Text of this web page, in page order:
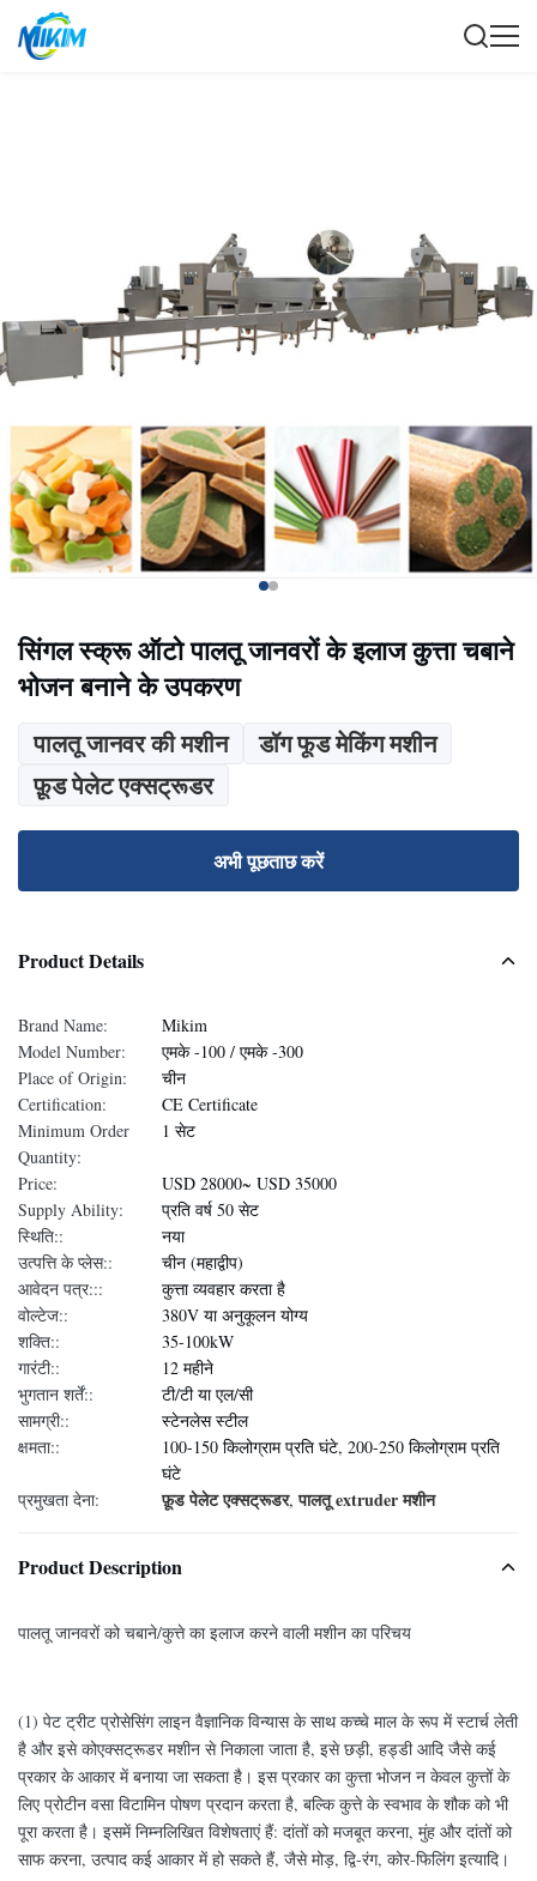
सिंगल स्क्रू ऑटो पालतू जानवरों के इलाज कुत्ता चबाने
भोजन बनाने के उपकरण
पालतू जानवर की मशीन
डॉग फूड मेकिंग मशीन
फ़ूड पेलेट एक्सट्रूडर
अभी पूछताछ करें
Product Details
Brand Name:
Mikim
Model Number:
एमके -100 / एमके -300
Place of Origin:
चीन
Certification:
CE Certificate
Minimum Order
Quantity:
1 सेट
Price:
USD 28000~ USD 35000
Supply Ability:
प्रति वर्ष 50 सेट
स्थिति::
नया
उत्पत्ति के प्लेस::
चीन (महाद्वीप)
आवेदन पत्र:::
कुत्ता व्यवहार करता है
वोल्टेज::
380V या अनुकूलन योग्य
शक्ति::
35-100kW
गारंटी::
12 महीने
भुगतान शर्तें::
टी/टी या एल/सी
सामग्री::
स्टेनलेस स्टील
क्षमता::
100-150 किलोग्राम प्रति घंटे, 200-250 किलोग्राम प्रति
घंटे
प्रमुखता देना:
फ़ूड पेलेट एक्सट्रूडर,पालतू extruder मशीन
Product Description
पालतू जानवरों को चबाने/कुत्ते का इलाज करने वाली मशीन का परिचय
(1) पेट ट्रीट प्रोसेसिंग लाइन वैज्ञानिक विन्यास के साथ कच्चे माल के रूप में स्टार्च लेती
है और इसे कोएक्सट्रूडर मशीन से निकाला जाता है, इसे छड़ी, हड्डी आदि जैसे कई
प्रकार के आकार में बनाया जा सकता है। इस प्रकार का कुत्ता भोजन न केवल कुत्तों के
लिए प्रोटीन वसा विटामिन पोषण प्रदान करता है, बल्कि कुत्ते के स्वभाव के शौक को भी
पूरा करता है। इसमें निम्नलिखित विशेषताएं हैं: दांतों को मजबूत करना, मुंह और दांतों को
साफ करना, उत्पाद कई आकार में हो सकते हैं, जैसे मोड़, द्वि-रंग, कोर-फिलिंग इत्यादि।